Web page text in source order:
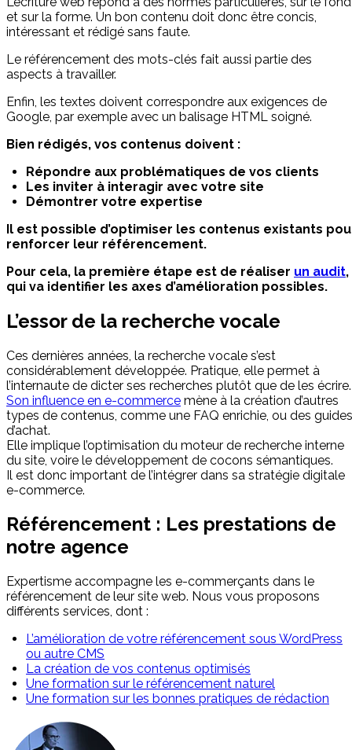
et sur la forme. Un bon contenu doit donc être concis,
intéressant et rédigé sans faute.
Le référencement des mots-clés fait aussi partie des
aspects à travailler.
Enfin, les textes doivent correspondre aux exigences de
Google, par exemple avec un balisage HTML soigné.
Bien rédigés, vos contenus doivent :
Répondre aux problématiques de vos clients
Les inviter à interagir avec votre site
Démontrer votre expertise
Il est possible d’optimiser les contenus existants
renforcer leur référencement.
Pour cela, la première étape est de réaliser un audit,
qui va identifier les axes d’amélioration possibles.
L’essor de la recherche vocale
Ces dernières années, la recherche vocale s’est
considérablement développée. Pratique, elle permet à
l’internaute de dicter ses recherches plutôt que de les écrire.
Son influence en e-commerce mène à la création d’autres
types de contenus, comme une FAQ enrichie, ou des guides
d’achat.
Elle implique l’optimisation du moteur de recherche interne
du site, voire le développement de cocons sémantiques.
Il est donc important de l’intégrer dans sa stratégie digitale
e-commerce.
Référencement : Les prestations de
notre agence
Expertisme accompagne les e-commerçants dans le
référencement de leur site web. Nous vous proposons
différents services, dont :
L’amélioration de votre référencement sous WordPress
ou autre CMS
La création de vos contenus optimisés
Une formation sur le référencement naturel
Une formation sur les bonnes pratiques de rédaction